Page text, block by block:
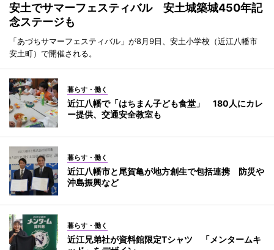
安土でサマーフェスティバル 安土城築城450年記
念ステージも
「あづちサマーフェスティバル」が8月9日、安土小学校（近江八幡市
安土町）で開催される。
暮らす・働く
近江八幡で「はちまん子ども食堂」 180人にカレ
ー提供、交通安全教室も
暮らす・働く
近江八幡市と尾賀亀が地方創生で包括連携 防災や
沖島振興など
暮らす・働く
近江兄弟社が資料館限定Tシャツ 「メンタームキ